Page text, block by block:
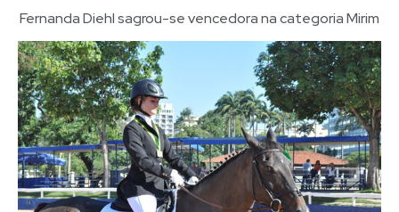
Fernanda Diehl sagrou-se vencedora na categoria Mirim